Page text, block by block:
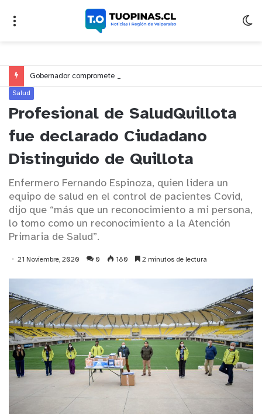
Salud
Profesional de SaludQuillota
fue declarado Ciudadano
Distinguido de Quillota
Enfermero Fernando Espinoza, quien lidera un
equipo de salud en el control de pacientes Covid,
dijo que “más que un reconocimiento a mi persona,
lo tomo como un reconocimiento a la Atención
Primaria de Salud”.
21 Noviembre, 2020 0 180 2 minutos de lectura